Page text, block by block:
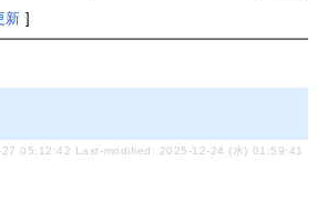
新 ]
05:12:42 Last-modified: 2025-12-24 (水) 01:59:41